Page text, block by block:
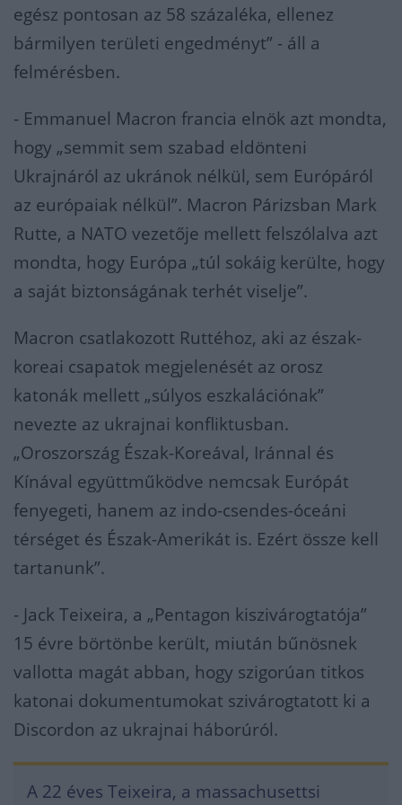
egész pontosan az 58 százaléka, ellenez
bármilyen területi engedményt” - áll a
felmérésben.
- Emmanuel Macron francia elnök azt mondta,
hogy „semmit sem szabad eldönteni
Ukrajnáról az ukránok nélkül, sem Európáról
az európaiak nélkül”. Macron Párizsban Mark
Rutte, a NATO vezetője mellett felszólalva azt
mondta, hogy Európa „túl sokáig kerülte, hogy
a saját biztonságának terhét viselje”.
Macron csatlakozott Ruttéhoz, aki az észak-
koreai csapatok megjelenését az orosz
katonák mellett „súlyos eszkalációnak”
nevezte az ukrajnai konfliktusban.
„Oroszország Észak-Koreával, Iránnal és
Kínával együttműködve nemcsak Európát
fenyegeti, hanem az indo-csendes-óceáni
térséget és Észak-Amerikát is. Ezért össze kell
tartanunk”.
- Jack Teixeira, a „Pentagon kiszivárogtatója”
15 évre börtönbe került, miután bűnösnek
vallotta magát abban, hogy szigorúan titkos
katonai dokumentumokat szivárogtatott ki a
Discordon az ukrajnai háborúról.
A 22 éves Teixeira, a massachusettsi